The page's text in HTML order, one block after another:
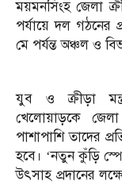
ময়মনসিংহ জেলা
পর্যায়ে দল গঠনের
মে পর্যন্ত অঞ্চল ও
যুব ও ক্রীড়া
খেলোয়াড়কে
পাশাপাশি তাদের
হবে। ‘নতুন কুঁড়ি
উৎসাহ প্রদানের